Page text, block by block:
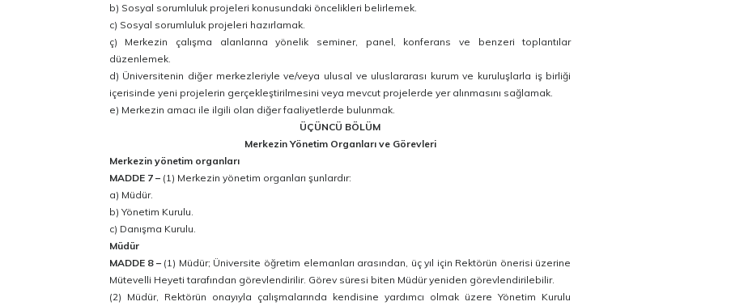
b) Sosyal sorumluluk projeleri konusundaki öncelikleri belirlemek.
c) Sosyal sorumluluk projeleri hazırlamak.
ç) Merkezin çalışma alanlarına yönelik seminer, panel, konferans ve benzeri toplantılar
düzenlemek.
d) Üniversitenin diğer merkezleriyle ve/veya ulusal ve uluslararası kurum ve kuruluşlarla iş birliği
içerisinde yeni projelerin gerçekleştirilmesini veya mevcut projelerde yer alınmasını sağlamak.
e) Merkezin amacı ile ilgili olan diğer faaliyetlerde bulunmak.
ÜÇÜNCÜ BÖLÜM
Merkezin Yönetim Organları ve Görevleri
Merkezin yönetim organları
MADDE 7 – (1) Merkezin yönetim organları şunlardır:
a) Müdür.
b) Yönetim Kurulu.
c) Danışma Kurulu.
Müdür
MADDE 8 – (1) Müdür; Üniversite öğretim elemanları arasından, üç yıl için Rektörün önerisi üzerine
Mütevelli Heyeti tarafından görevlendirilir. Görev süresi biten Müdür yeniden görevlendirilebilir.
(2) Müdür, Rektörün onayıyla çalışmalarında kendisine yardımcı olmak üzere Yönetim Kurulu